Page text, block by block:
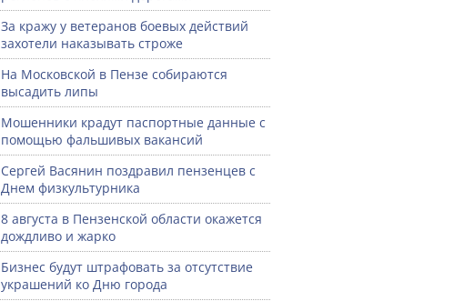
За кражу у ветеранов боевых действий
захотели наказывать строже
На Московской в Пензе собираются
высадить липы
Мошенники крадут паспортные данные с
помощью фальшивых вакансий
Сергей Васянин поздравил пензенцев с
Днем физкультурника
8 августа в Пензенской области окажется
дождливо и жарко
Бизнес будут штрафовать за отсутствие
украшений ко Дню города